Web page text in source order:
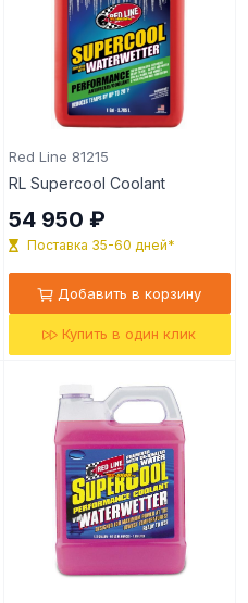
Red Line 81215
RL Supercool Coolant
54 950 ₽
Поставка 35-60 дней*
Добавить в корзину
Купить в один клик